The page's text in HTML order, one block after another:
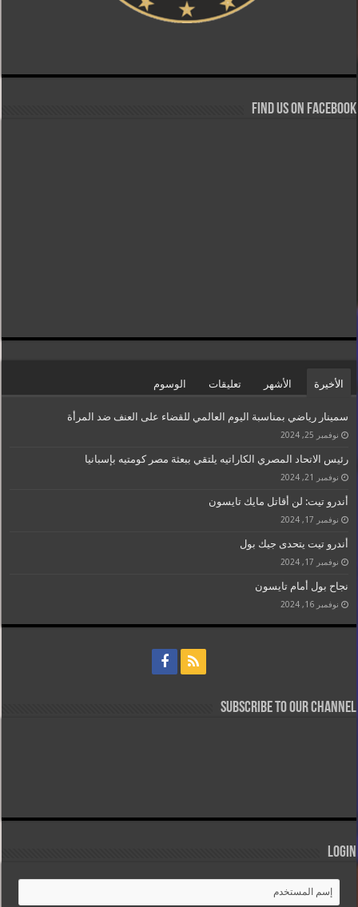
Find us on Facebook
الأخيرة الأشهر تعليقات الوسوم
سمينار رياضي بمناسبة اليوم العالمي للقضاء على العنف ضد المرأة
نوفمبر 25, 2024
رئيس الاتحاد المصري الكاراتيه يلتقي ببعثة مصر كومتيه بإسبانيا
نوفمبر 21, 2024
أندرو تيت: لن أقاتل مايك تايسون
نوفمبر 17, 2024
أندرو تيت يتحدى جيك بول
نوفمبر 17, 2024
نجاح بول أمام تايسون
نوفمبر 16, 2024
Subscribe to our Channel
Login